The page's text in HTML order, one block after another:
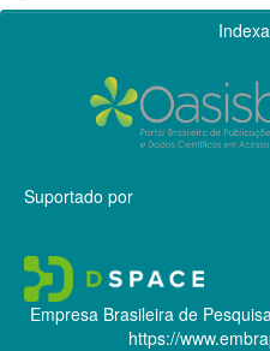
Suportado por
Empresa Brasileira de
https://